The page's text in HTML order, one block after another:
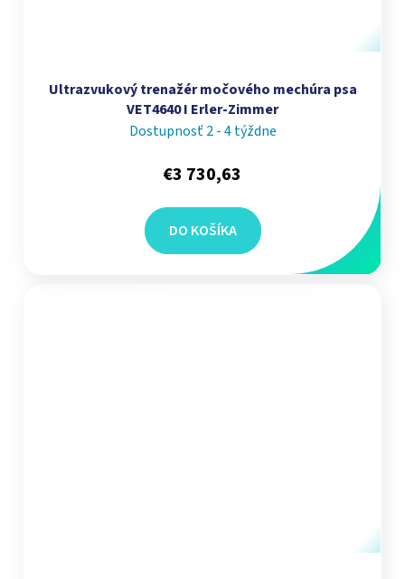
Ultrazvukový trenažér močového mechúra psa
VET4640 I Erler-Zimmer
Dostupnosť 2 - 4 týždne
€3 730,63
DO KOŠÍKA